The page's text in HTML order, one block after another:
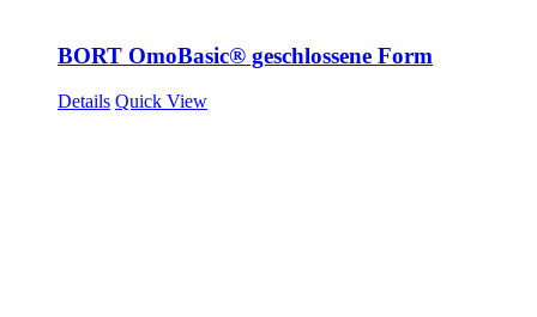
BORT OmoBasic® geschlossene Form
Details Quick View